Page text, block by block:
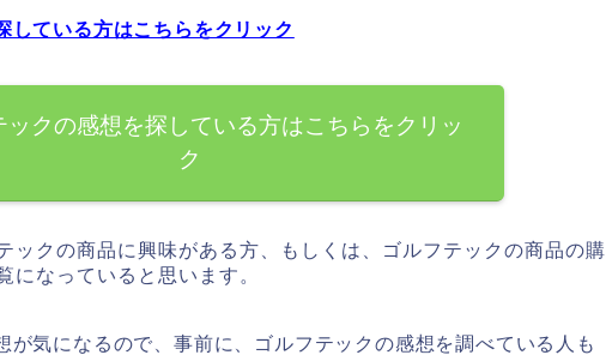
している方はこちらをクリック
ックの感想を探している方はこちらをクリッ
ク
ックの商品に興味がある方、もしくは、ゴルフテックの商品の購
になっていると思います。
が気になるので、事前に、ゴルフテックの感想を調べている人も